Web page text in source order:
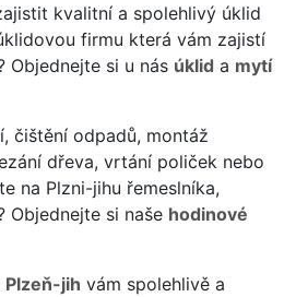
kvalitní a spolehlivý úklid
firmu která vám zajistí
Objednejte si u nás úklid a mytí
čištění odpadů, montáž
dřeva, vrtání poliček nebo
na Plzni-jihu řemeslníka,
Objednejte si naše hodinové
jih vám spolehlivě a